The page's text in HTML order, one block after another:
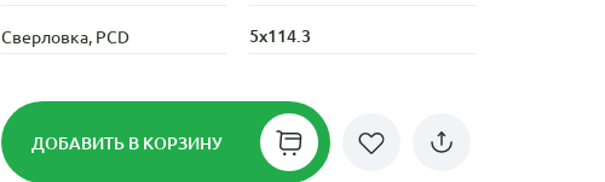
Сверловка, PCD 5x114.3
ДОБАВИТЬ В КОРЗИНУ